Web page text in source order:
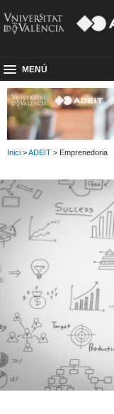
MENÚ
Inici >ADEIT > Emprenedoria